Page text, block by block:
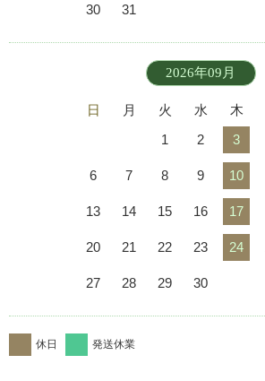
30 31
2026年09月
日 月 火 水 木
1
2 3
6 7 8 9 10
13 14 15 16 17
20 21 22 23 24
27 28 29 30
休日 発送休業